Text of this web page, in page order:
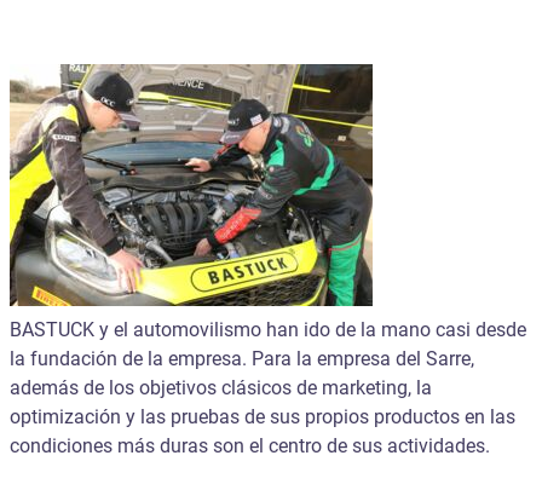
BASTUCK y el automovilismo han ido de la mano casi desde
la fundación de la empresa. Para la empresa del Sarre,
además de los objetivos clásicos de marketing, la
optimización y las pruebas de sus propios productos en las
condiciones más duras son el centro de sus actividades.